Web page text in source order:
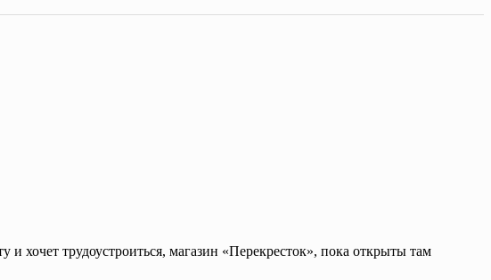
и хочет трудоустроиться, магазин «Перекресток», пока открыты там